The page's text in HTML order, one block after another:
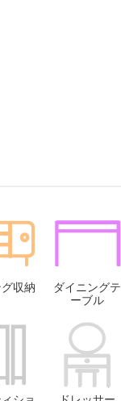
収納
ダイニングテ
ーブル